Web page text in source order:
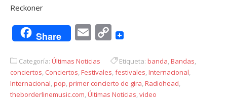
Reckoner
Share EmailCopy
Categoría: Últimas Noticias Etiqueta: banda,Bandas,
conciertos, Conciertos,Festivales,festivales,Internacional,
Internacional,pop,primer concierto de gira,Radiohead,
theborderlinemusic.com,Últimas Noticias,video